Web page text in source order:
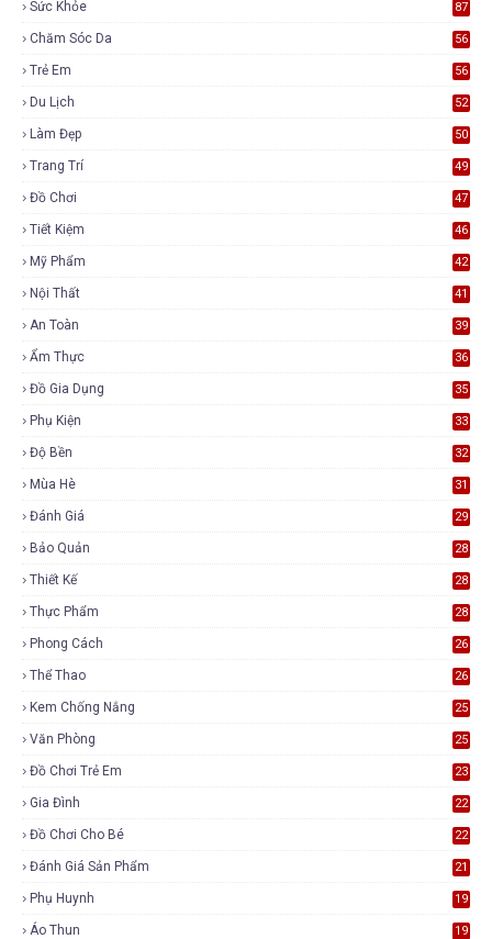
Sức Khỏe 87
Chăm Sóc Da 56
Trẻ Em 56
Du Lịch 52
Làm Đẹp 50
Trang Trí 49
Đồ Chơi 47
Tiết Kiệm 46
Mỹ Phẩm 42
Nội Thất 41
An Toàn 39
Ẩm Thực 36
Đồ Gia Dụng 35
Phụ Kiện 33
Độ Bền 32
Mùa Hè 31
Đánh Giá 29
Bảo Quản 28
Thiết Kế 28
Thực Phẩm 28
Phong Cách 26
Thể Thao 26
Kem Chống Nắng 25
Văn Phòng 25
Đồ Chơi Trẻ Em 23
Gia Đình 22
Đồ Chơi Cho Bé 22
Đánh Giá Sản Phẩm 21
Phụ Huynh 19
Áo Thun 19